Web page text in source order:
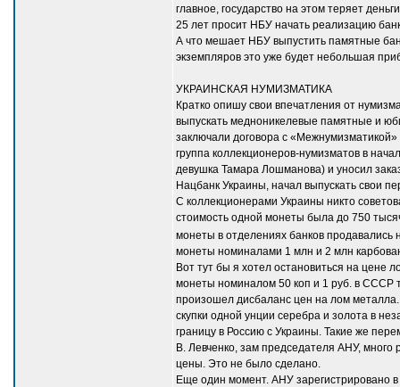
главное, государство на этом теряет
25 лет просит НБУ начать реализацию
А что мешает НБУ выпустить памятные
экземпляров это уже будет небольшая
УКРАИНСКАЯ НУМИЗМАТИКА
Кратко опишу свои впечатления от
выпускать медноникелевые памятные и
заключали договора с
группа коллекционеров-нумизматов в
девушка Тамара Лошманова) и уносил
Нацбанк Украины, начал выпускать свои
С коллекционерами Украины никто
стоимость одной монеты была до 750
монеты в отделениях банков продавались
монеты номиналами 1 млн и 2 млн
Вот тут бы я хотел остановиться на цене
монеты номиналом 50 коп и 1 руб. в СССР
произошел дисбаланс цен на лом
скупки одной унции серебра и золота в
границу в Россию с Украины. Такие же
В. Левченко, зам председателя АНУ,
цены. Это не было сделано.
Еще один момент. АНУ зарегистрировано